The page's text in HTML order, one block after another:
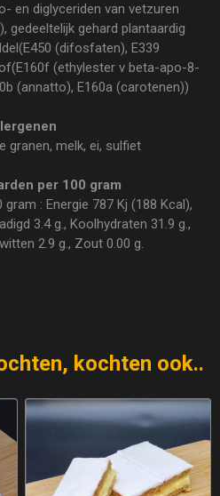
en diglyceriden van vetzuren
gedeeltelijk gehard plantaardig
(difosfaten), E339
(ethylester v beta-apo-8-
(annatto), E160a (carotenen))
granen, melk, ei, sulfiet
per 100 gram
: Energie 787 Kj (188 Kcal),
3.4 g., Koolhydraten 31.9 g.,
2.9 g., Zout 0.00 g.
kochten ook..